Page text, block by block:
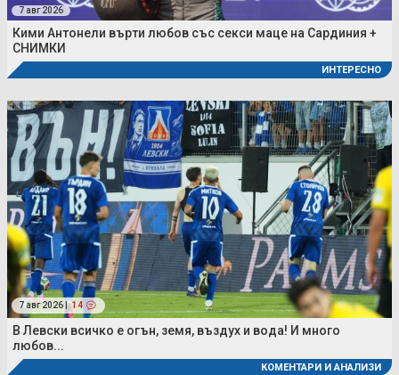
7 авг 2026
Кими Антонели върти любов със секси маце на Сардиния +
СНИМКИ
ИНТЕРЕСНО
7 авг 2026 | 14
В Левски всичко е огън, земя, въздух и вода! И много
любов...
КОМЕНТАРИ И АНАЛИЗИ